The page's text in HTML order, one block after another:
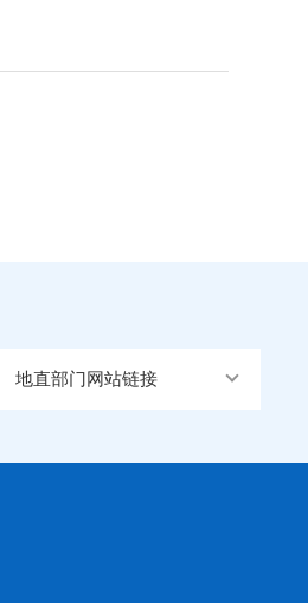
地直部门网站链接